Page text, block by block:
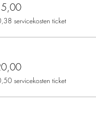
servicekosten ticket
servicekosten ticket